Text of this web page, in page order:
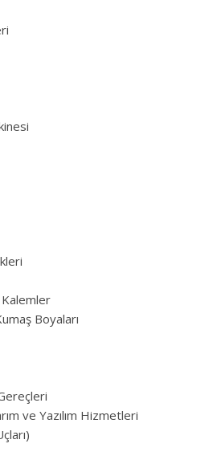
Boyaları
ve Yazılım Hizmetleri